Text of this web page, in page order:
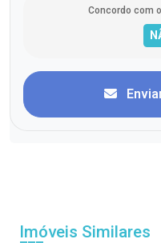
Concordo com
Imóveis Similares